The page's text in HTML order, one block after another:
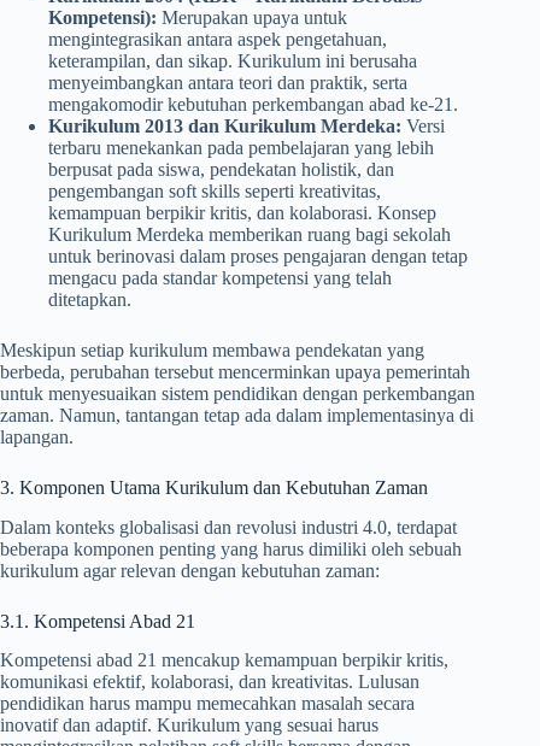
Kompetensi): Merupakan upaya untuk
mengintegrasikan antara aspek pengetahuan,
keterampilan, dan sikap. Kurikulum ini berusaha
menyeimbangkan antara teori dan praktik, serta
mengakomodir kebutuhan perkembangan abad ke-21.
Kurikulum 2013 dan Kurikulum Merdeka: Versi
terbaru menekankan pada pembelajaran yang lebih
berpusat pada siswa, pendekatan holistik, dan
pengembangan soft skills seperti kreativitas,
kemampuan berpikir kritis, dan kolaborasi. Konsep
Kurikulum Merdeka memberikan ruang bagi sekolah
untuk berinovasi dalam proses pengajaran dengan tetap
mengacu pada standar kompetensi yang telah
ditetapkan.
Meskipun setiap kurikulum membawa pendekatan yang
berbeda, perubahan tersebut mencerminkan upaya pemerintah
untuk menyesuaikan sistem pendidikan dengan perkembangan
zaman. Namun, tantangan tetap ada dalam implementasinya di
lapangan.
3. Komponen Utama Kurikulum dan Kebutuhan Zaman
Dalam konteks globalisasi dan revolusi industri 4.0, terdapat
beberapa komponen penting yang harus dimiliki oleh sebuah
kurikulum agar relevan dengan kebutuhan zaman:
3.1. Kompetensi Abad 21
Kompetensi abad 21 mencakup kemampuan berpikir kritis,
komunikasi efektif, kolaborasi, dan kreativitas. Lulusan
pendidikan harus mampu memecahkan masalah secara
inovatif dan adaptif. Kurikulum yang sesuai harus